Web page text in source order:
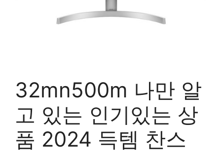
32mn500m 나만 알
고 있는 인기있는 상
품 2024 득템 찬스